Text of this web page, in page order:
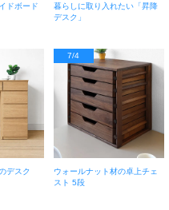
ドボード
暮らしに取り入れたい「昇降
デスク」
デスク
7/4
ウォールナット材の卓上チェ
スト 5段